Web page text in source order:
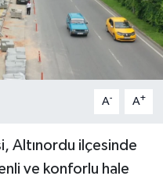
A- A+
Altınordu ilçesinde
ve konforlu hale